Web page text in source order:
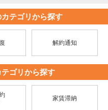
テゴリから探す
解約通知
ゴリから探す
家賃滞納